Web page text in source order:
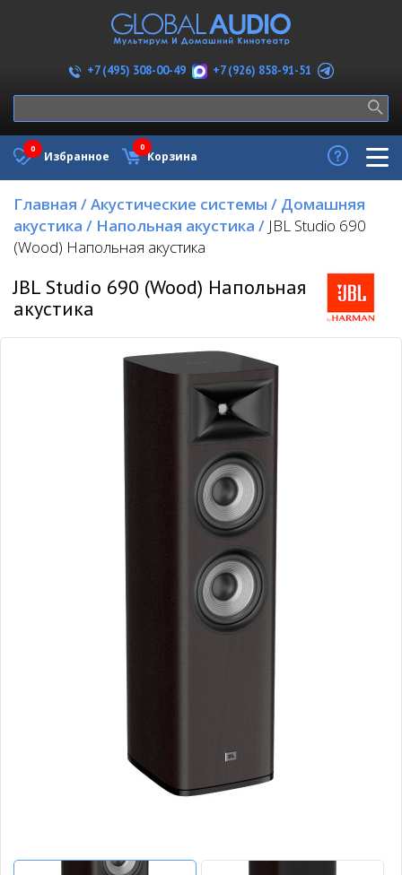
+7 (495) 308-00-49 +7 (926) 858-91-51
Избранное
0
Корзина
0
Главная /Акустические системы / Домашняя
акустика / Напольная акустика / JBL Studio 690
(Wood) Напольная акустика
JBL Studio 690 (Wood) Напольная
акустика